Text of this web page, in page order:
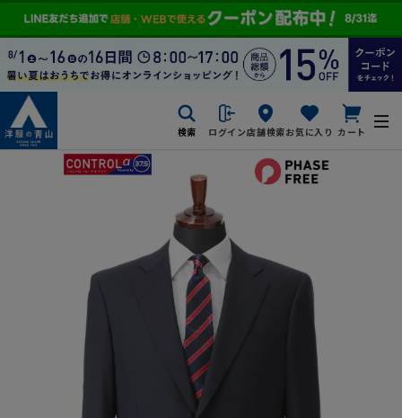
検索 ログイン店舗検索お気に入り カート